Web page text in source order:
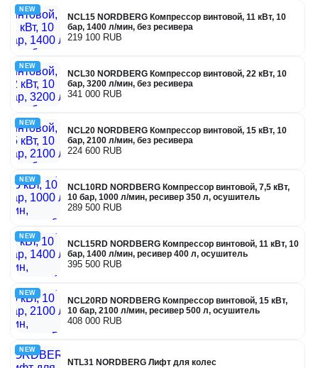
NEW
NCL15 NORDBERG Компрессор винтовой, 11 кВт, 10
бар, 1400 л/мин, без ресивера
219 100 RUB
NEW
NCL30 NORDBERG Компрессор винтовой, 22 кВт, 10
бар, 3200 л/мин, без ресивера
341 000 RUB
NEW
NCL20 NORDBERG Компрессор винтовой, 15 кВт, 10
бар, 2100 л/мин, без ресивера
224 600 RUB
NEW
NCL10RD NORDBERG Компрессор винтовой, 7,5 кВт,
10 бар, 1000 л/мин, ресивер 350 л, осушитель
289 500 RUB
NEW
NCL15RD NORDBERG Компрессор винтовой, 11 кВт, 10
бар, 1400 л/мин, ресивер 400 л, осушитель
395 500 RUB
NEW
NCL20RD NORDBERG Компрессор винтовой, 15 кВт,
10 бар, 2100 л/мин, ресивер 500 л, осушитель
408 000 RUB
NEW
NTL31 NORDBERG Лифт для колес